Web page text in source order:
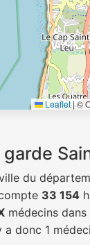
Leaflet|©
du
33 154
médecins
a donc 1